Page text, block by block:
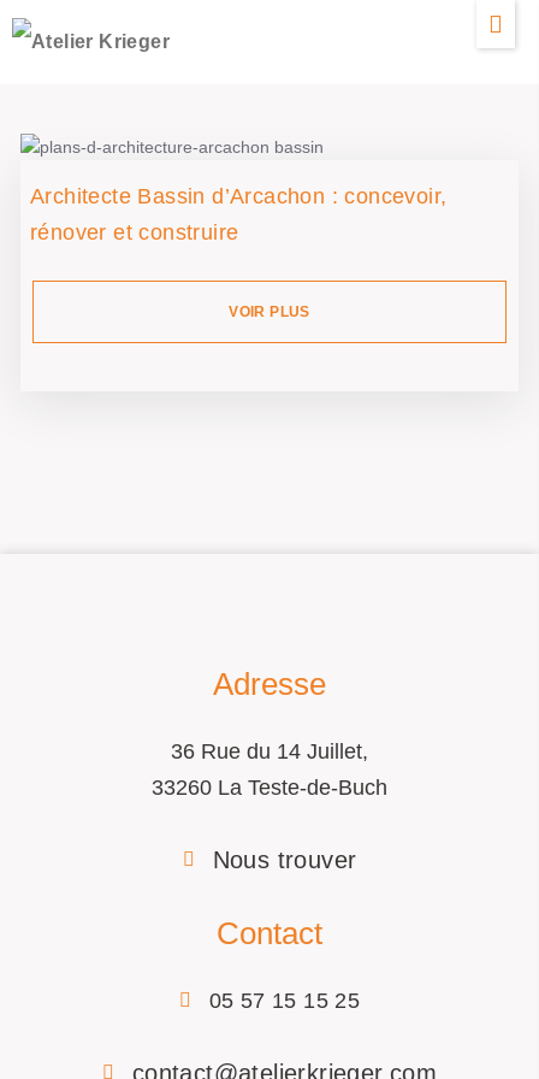
Architecte Bassin d’Arcachon : concevoir,
rénover et construire
VOIR PLUS
Adresse
36 Rue du 14 Juillet,
33260 La Teste-de-Buch
Nous trouver
Contact
05 57 15 15 25
contact@atelierkrieger.com